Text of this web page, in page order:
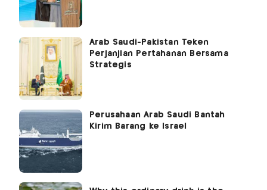
Arab Saudi-Pakistan Teken
Perjanjian Pertahanan Bersama
Strategis
Perusahaan Arab Saudi Bantah
Kirim Barang ke Israel